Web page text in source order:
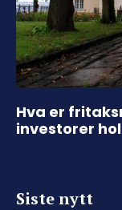
Hva er
investorer
Siste nytt